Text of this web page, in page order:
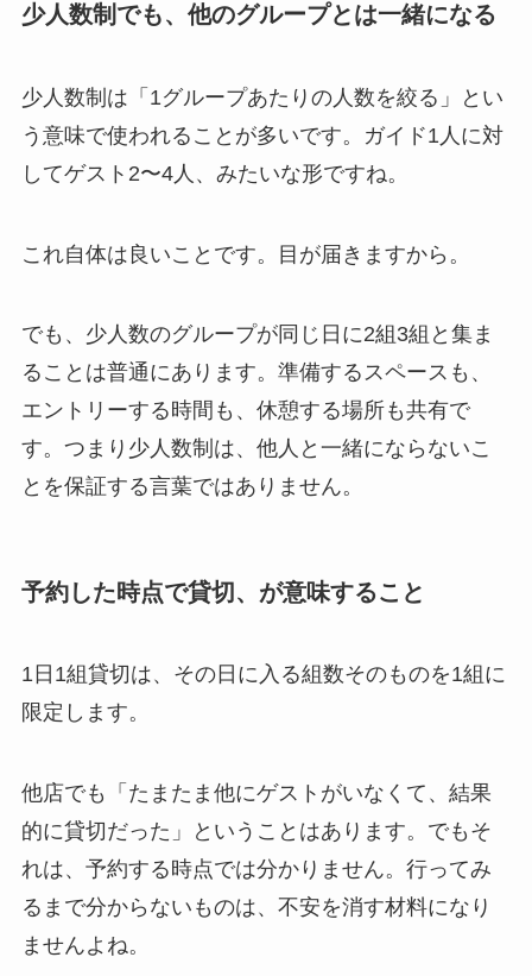
少人数制でも、他のグループとは一緒になる
少人数制は「1グループあたりの人数を絞る」とい
う意味で使われることが多いです。ガイド1人に対
してゲスト2〜4人、みたいな形ですね。
これ自体は良いことです。目が届きますから。
でも、少人数のグループが同じ日に2組3組と集ま
ることは普通にあります。準備するスペースも、
エントリーする時間も、休憩する場所も共有で
す。つまり少人数制は、他人と一緒にならないこ
とを保証する言葉ではありません。
予約した時点で貸切、が意味すること
1日1組貸切は、その日に入る組数そのものを1組に
限定します。
他店でも「たまたま他にゲストがいなくて、結果
的に貸切だった」ということはあります。でもそ
れは、予約する時点では分かりません。行ってみ
るまで分からないものは、不安を消す材料になり
ませんよね。